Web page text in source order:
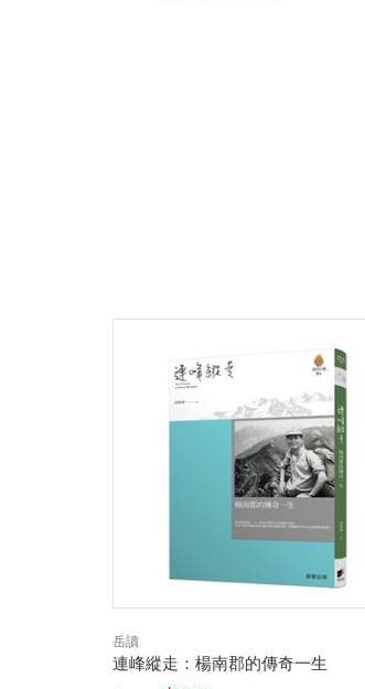
岳讀
連峰縱走：楊南郡的傳奇一生